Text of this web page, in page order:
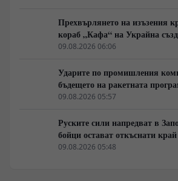
Прехвърлянето на изъзения
кораб „Кафа“ на Украйна
режим в Балтика
09.08.2026 06:06
Ударите по промишления
бъдещето на ракетната
09.08.2026 05:57
Руските сили напредват в
бойци остават откъснати
09.08.2026 05:48